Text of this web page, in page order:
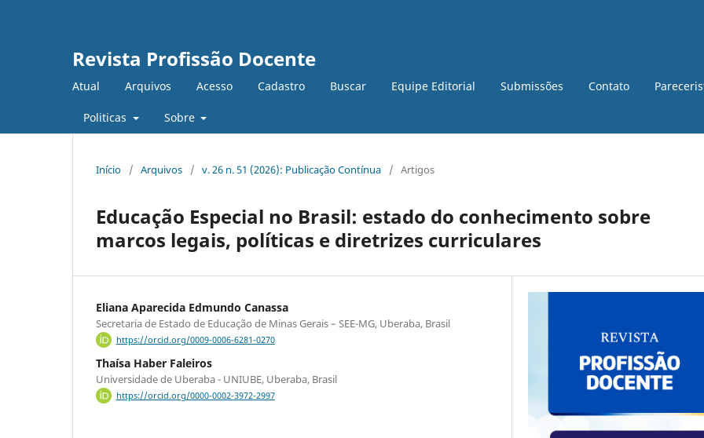
Revista Profissão Docente
Atual Arquivos Acesso Cadastro Buscar Equipe Editorial Submissões Contato
Politicas Sobre
Início / Arquivos / v. 26 n. 51 (2026): Publicação Contínua / Artigos
Educação Especial no Brasil: estado do conhecimento sobre
marcos legais, políticas e diretrizes curriculares
Eliana Aparecida Edmundo Canassa
Secretaria de Estado de Educação de Minas Gerais – SEE-MG, Uberaba, Brasil
https://orcid.org/0009-0006-6281-0270
Thaísa Haber Faleiros
Universidade de Uberaba - UNIUBE, Uberaba, Brasil
https://orcid.org/0000-0002-3972-2997